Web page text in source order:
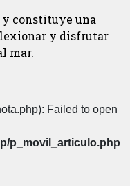
constituye una
y disfrutar
mar.
Failed to open
p_movil_articulo.php